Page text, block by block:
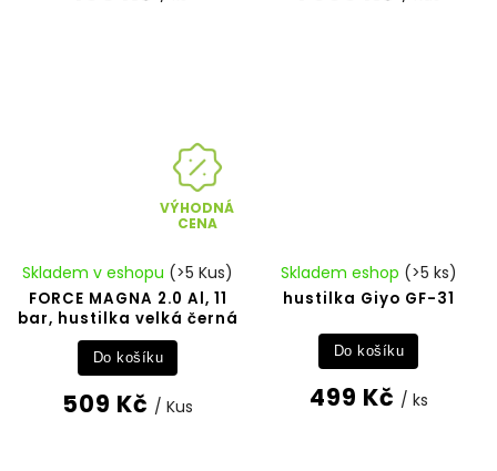
VÝHODNÁ
CENA
FORCE MAGNA 2.0 Al, 11
bar, hustilka velká černá
Skladem v eshopu (>5 Kus)
509 Kč / Kus
Do košíku
hustilka Giyo GF-31
Skladem eshop (>5 ks)
499 Kč / ks
Do košíku